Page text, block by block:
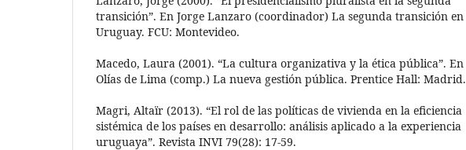
transición”. En Jorge Lanzaro (coordinador) La segunda transición en
Uruguay. FCU: Montevideo.
Macedo, Laura (2001). “La cultura organizativa y la ética pública”. En
Olías de Lima (comp.) La nueva gestión pública. Prentice Hall: Madrid.
Magri, Altaïr (2013). “El rol de las políticas de vivienda en la eficiencia
sistémica de los países en desarrollo: análisis aplicado a la experiencia
uruguaya”. Revista INVI 79(28): 17-59.